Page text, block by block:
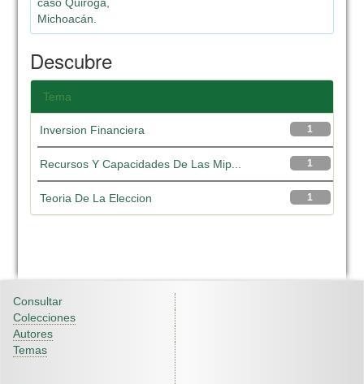
Michoacán.
Descubre
Tema
1
Inversion Financiera
1
Recursos Y Capacidades De Las Mip...
1
Teoria De La Eleccion
Consultar
Colecciones
Autores
Temas